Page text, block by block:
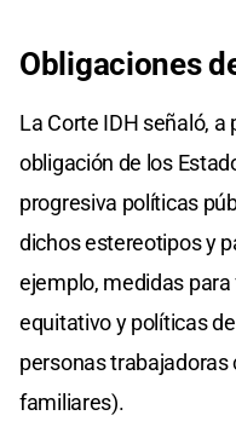
Obligaciones
La Corte IDH señaló, a
obligación de los
progresiva políticas
dichos estereotipos y
ejemplo, medidas
equitativo y políticas
personas
familiares).